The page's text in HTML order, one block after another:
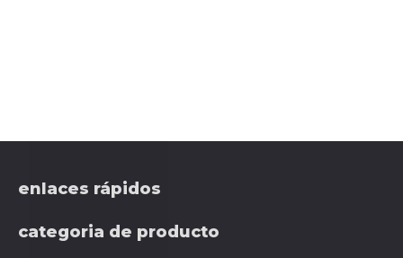
enlaces rápidos
categoria de producto